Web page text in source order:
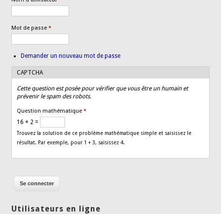
Mot de passe*
Demander un nouveau mot de passe
CAPTCHA
Cette question est posée pour vérifier que vous être un humain et
prévenir le spam des robots.
Question mathématique*
16 + 2 =
Trouvez la solution de ce problème mathématique simple et saisissez le
résultat. Par exemple, pour 1 + 3, saisissez 4.
Utilisateurs en ligne